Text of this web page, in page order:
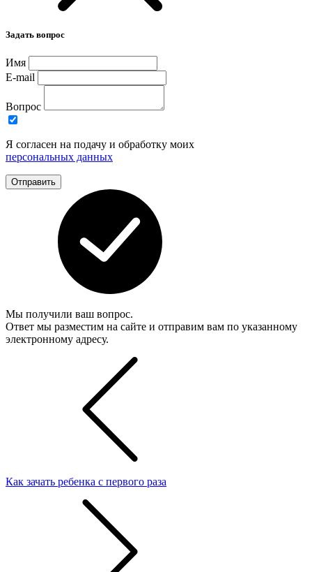
Задать вопрос
Имя
E-mail
Вопрос
Я согласен на подачу и обработку моих
персональных данных
Отправить
Мы получили ваш вопрос.
Ответ мы разместим на сайте и отправим вам по указанному
электронному адресу.
Как зачать ребенка с первого раза